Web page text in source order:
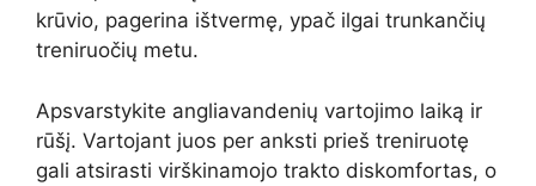
krūvio, pagerina ištvermę, ypač ilgai trunkančių
treniruočių metu.
Apsvarstykite angliavandenių vartojimo laiką ir
rūšį. Vartojant juos per anksti prieš treniruotę
gali atsirasti virškinamojo trakto diskomfortas, o